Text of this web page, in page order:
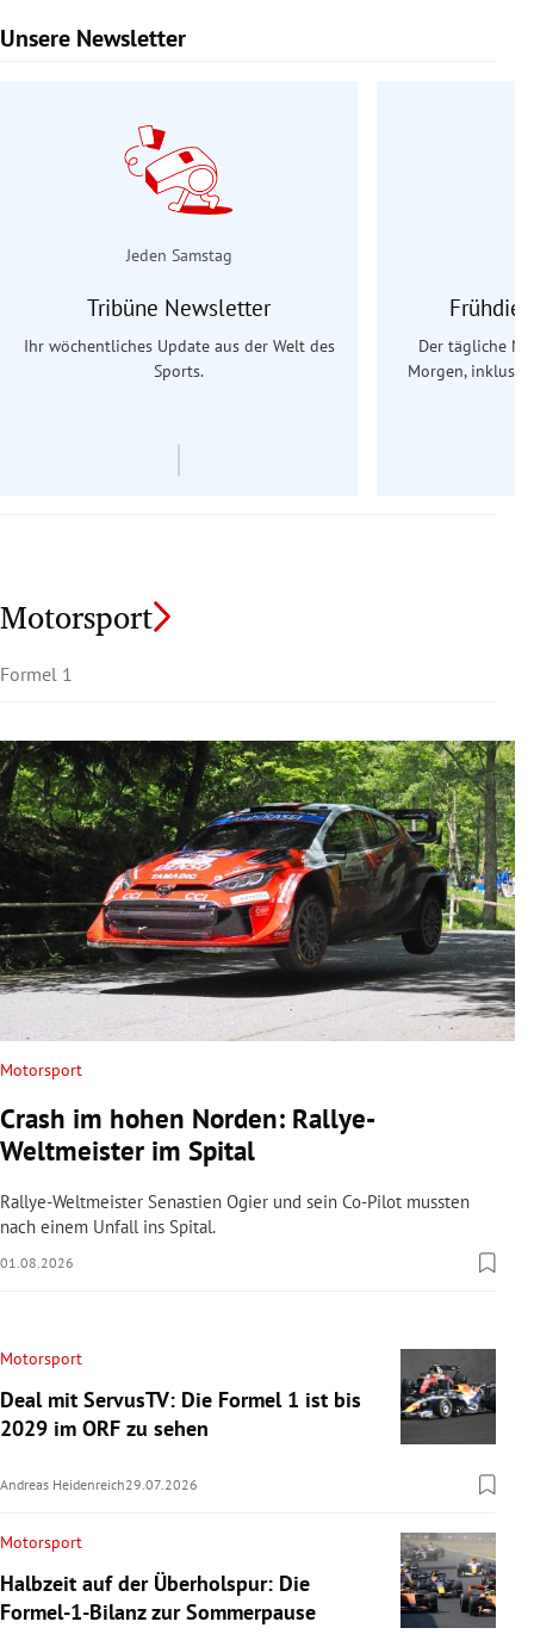
Unsere Newsletter
Slide 1 von 9
Jeden Samstag
Tribüne Newsletter
Ihr wöchentliches Update aus der Welt des
Sports.
Der tägliche
Morgen,
Motorsport
Formel 1
Motorsport
Crash im hohen Norden: Rallye-
Weltmeister im Spital
Rallye-Weltmeister Senastien Ogier und sein Co-Pilot mussten
nach einem Unfall ins Spital.
01.08.2026
Motorsport
Deal mit ServusTV: Die Formel 1 ist bis
2029 im ORF zu sehen
Andreas Heidenreich29.07.2026
Motorsport
Halbzeit auf der Überholspur: Die
Formel-1-Bilanz zur Sommerpause